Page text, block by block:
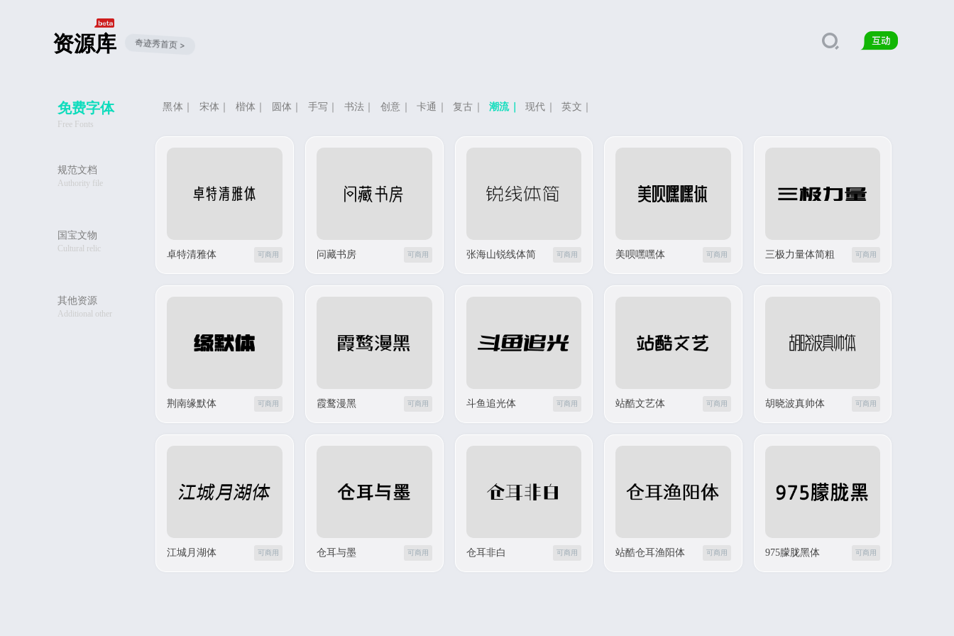
资源库 奇迹秀首页 >
免费字体
Free Fonts
规范文档
Authority file
国宝文物
Cultural relic
其他资源
Additional other
黑体 ｜ 宋体 ｜ 楷体 ｜ 圆体 ｜ 手写 ｜ 书法 ｜ 创意 ｜ 卡通 ｜ 复古 ｜ 潮流｜ 现代 ｜ 英文 ｜
卓特清雅体 可商用 问藏书房 可商用 张海山锐线体简 可商用 美呗嘿嘿体 可商用 三极力量体简粗 可商用
荆南缘默体 可商用 霞鹜漫黑 可商用 斗鱼追光体 可商用 站酷文艺体 可商用 胡晓波真帅体 可商用
江城月湖体 可商用 仓耳与墨 可商用 仓耳非白 可商用 站酷仓耳渔阳体 可商用 975朦胧黑体 可商用